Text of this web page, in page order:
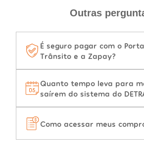
Outras
É seguro pagar com o
Trânsito e a Zapay?
Quanto tempo leva para
saírem do sistema do
Como acessar meus